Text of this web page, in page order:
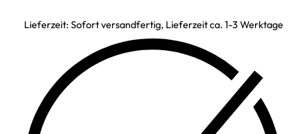
Lieferzeit: Sofort versandfertig, Lieferzeit ca. 1-3 Werktage